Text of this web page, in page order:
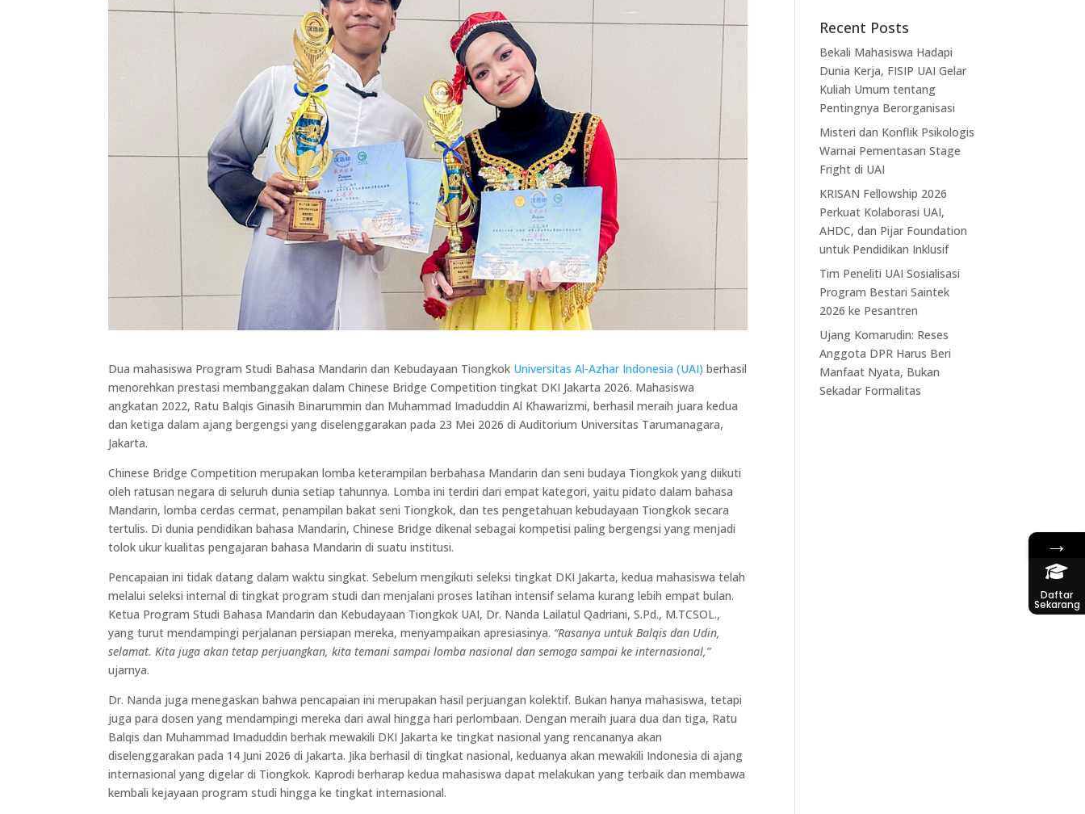
Dua mahasiswa Program Studi Bahasa Mandarin dan Kebudayaan Tiongkok Universitas Al-Azhar Indonesia (UAI) berhasil
menorehkan prestasi membanggakan dalam Chinese Bridge Competition tingkat DKI Jakarta 2026. Mahasiswa
angkatan 2022, Ratu Balqis Ginasih Binarummin dan Muhammad Imaduddin Al Khawarizmi, berhasil meraih juara kedua
dan ketiga dalam ajang bergengsi yang diselenggarakan pada 23 Mei 2026 di Auditorium Universitas Tarumanagara,
Jakarta.
Chinese Bridge Competition merupakan lomba keterampilan berbahasa Mandarin dan seni budaya Tiongkok yang diikuti
oleh ratusan negara di seluruh dunia setiap tahunnya. Lomba ini terdiri dari empat kategori, yaitu pidato dalam bahasa
Mandarin, lomba cerdas cermat, penampilan bakat seni Tiongkok, dan tes pengetahuan kebudayaan Tiongkok secara
tertulis. Di dunia pendidikan bahasa Mandarin, Chinese Bridge dikenal sebagai kompetisi paling bergengsi yang menjadi
tolok ukur kualitas pengajaran bahasa Mandarin di suatu institusi.
Pencapaian ini tidak datang dalam waktu singkat. Sebelum mengikuti seleksi tingkat DKI Jakarta, kedua mahasiswa telah
melalui seleksi internal di tingkat program studi dan menjalani proses latihan intensif selama kurang lebih empat bulan.
Ketua Program Studi Bahasa Mandarin dan Kebudayaan Tiongkok UAI, Dr. Nanda Lailatul Qadriani, S.Pd., M.TCSOL.,
yang turut mendampingi perjalanan persiapan mereka, menyampaikan apresiasinya. “Rasanya untuk Balqis dan Udin,
selamat. Kita juga akan tetap perjuangkan, kita temani sampai lomba nasional dan semoga sampai ke internasional,”
ujarnya.
Dr. Nanda juga menegaskan bahwa pencapaian ini merupakan hasil perjuangan kolektif. Bukan hanya mahasiswa, tetapi
juga para dosen yang mendampingi mereka dari awal hingga hari perlombaan. Dengan meraih juara dua dan tiga, Ratu
Balqis dan Muhammad Imaduddin berhak mewakili DKI Jakarta ke tingkat nasional yang rencananya akan
diselenggarakan pada 14 Juni 2026 di Jakarta. Jika berhasil di tingkat nasional, keduanya akan mewakili Indonesia di ajang
internasional yang digelar di Tiongkok. Kaprodi berharap kedua mahasiswa dapat melakukan yang terbaik dan membawa
kembali kejayaan program studi hingga ke tingkat internasional.
Recent Posts
Bekali Mahasiswa Hadapi
Dunia Kerja, FISIP UAI Gelar
Kuliah Umum tentang
Pentingnya Berorganisasi
Misteri dan Konflik Psikologis
Warnai Pementasan Stage
Fright di UAI
KRISAN Fellowship 2026
Perkuat Kolaborasi UAI,
AHDC, dan Pijar Foundation
untuk Pendidikan Inklusif
Tim Peneliti UAI Sosialisasi
Program Bestari Saintek
2026 ke Pesantren
Ujang Komarudin: Reses
Anggota DPR Harus Beri
Manfaat Nyata, Bukan
Sekadar Formalitas
→
Daftar
Sekarang